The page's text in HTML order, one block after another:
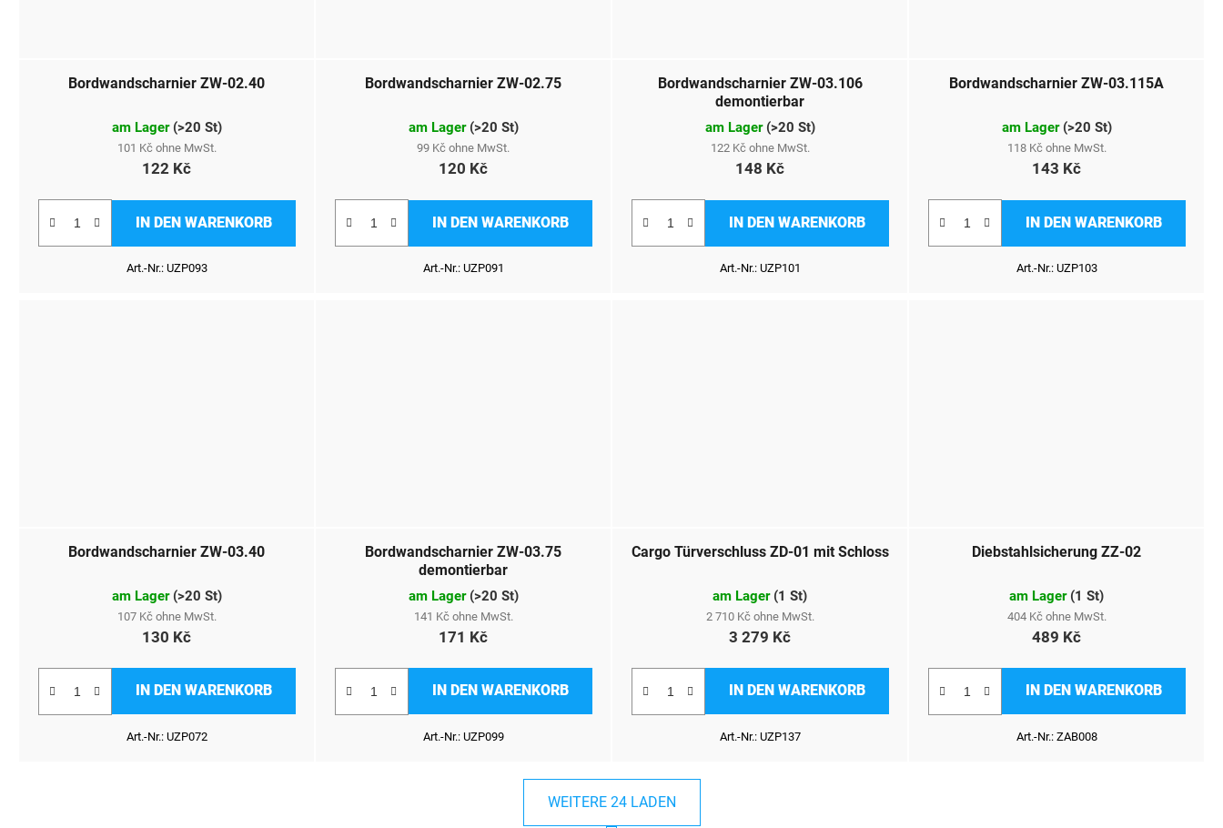
Bordwandscharnier ZW-02.40
am Lager (>20 St)
101 Kč ohne MwSt.
122 Kč
IN DEN WARENKORB
Art.-Nr.: UZP093
Bordwandscharnier ZW-02.75
am Lager (>20 St)
99 Kč ohne MwSt.
120 Kč
IN DEN WARENKORB
Art.-Nr.: UZP091
Bordwandscharnier ZW-03.106
demontierbar
am Lager (>20 St)
122 Kč ohne MwSt.
148 Kč
IN DEN WARENKORB
Art.-Nr.: UZP101
Bordwandscharnier ZW-03.115A
am Lager (>20 St)
118 Kč ohne MwSt.
143 Kč
IN DEN WARENKORB
Art.-Nr.: UZP103
Bordwandscharnier ZW-03.40
am Lager (>20 St)
107 Kč ohne MwSt.
130 Kč
IN DEN WARENKORB
Art.-Nr.: UZP072
Bordwandscharnier ZW-03.75
demontierbar
am Lager (>20 St)
141 Kč ohne MwSt.
171 Kč
IN DEN WARENKORB
Art.-Nr.: UZP099
Cargo Türverschluss ZD-01 mit Schloss
am Lager (1 St)
2 710 Kč ohne MwSt.
3 279 Kč
IN DEN WARENKORB
Art.-Nr.: UZP137
Diebstahlsicherung ZZ-02
am Lager (1 St)
404 Kč ohne MwSt.
489 Kč
IN DEN WARENKORB
Art.-Nr.: ZAB008
WEITERE 24 LADEN